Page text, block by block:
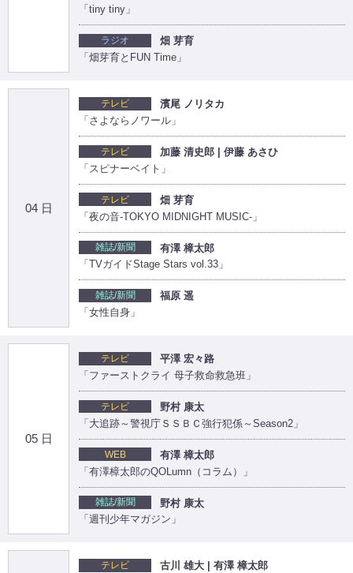
「tiny tiny」
ラジオ
畑 芽育
「畑芽育とFUN Time」
04 日
テレビ
濱尾 ノリタカ
「さよならノワール」
テレビ
加藤 清史郎 | 伊藤 あさひ
「スピナーベイト」
テレビ
畑 芽育
「夜の音-TOKYO MIDNIGHT MUSIC-」
雑誌/新聞
有澤 樟太郎
「TVガイドStage Stars vol.33」
雑誌/新聞
福原 遥
「女性自身」
05 日
テレビ
平澤 宏々路
「ファーストクライ 母子救命救急班」
テレビ
野村 康太
「大追跡～警視庁ＳＳＢＣ強行犯係～Season2」
WEB
有澤 樟太郎
「有澤樟太郎のQOLumn（コラム）」
雑誌/新聞
野村 康太
「週刊少年マガジン」
テレビ 古川 雄大 | 有澤 樟太郎